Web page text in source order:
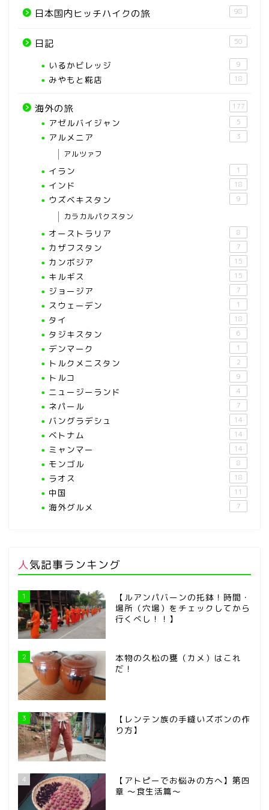
日本国内ヒッチハイクの旅 98
日記 50
いるかビレッジ 9
みやもと糀店 18
海外の旅 177
アゼルバイジャン 5
アルメニア 3
アルツァフ
イラン 1
インド 18
ウズベキスタン 9
カラカルパクスタン
オーストラリア 8
カザフスタン 7
カンボジア 15
キルギス 15
ジョージア 7
スウェーデン 1
タイ 18
タジキスタン 6
デンマーク 1
トルクメニスタン 2
トルコ 9
ニュージーランド 4
ネパール 7
バングラデシュ 14
ベトナム 14
ミャンマー 14
モンゴル 8
ラオス 18
中国 11
海外グルメ 7
人気記事ランキング
1
【ルアンパバーンの托鉢！時間・
場所（穴場）をチェックしてから
行くべし！！】
2
本物の久松の甕（カメ）はこれ
だ！
3
【レンテン族の手縫いズボンの作
り方】
4
【アトピーでお悩みの方へ】第四
章 ～食生活篇～